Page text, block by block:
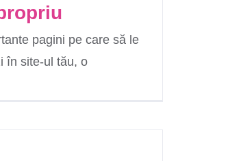
pagini pe care să le
în site-­ul tău, o